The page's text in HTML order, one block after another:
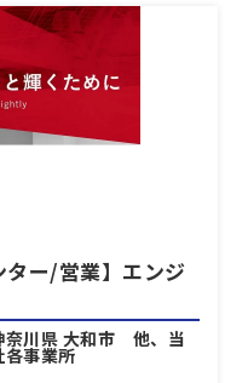
ター/営業】エンジ
奈川県 大和市 他、当
各事業所